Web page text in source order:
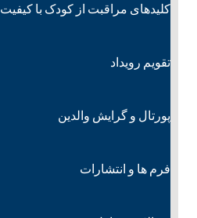
کلیدهای مراقبت از کودک با کیفیت
تقویم رویداد
پورتال و گرایش والدین
فرم ها و انتشارات